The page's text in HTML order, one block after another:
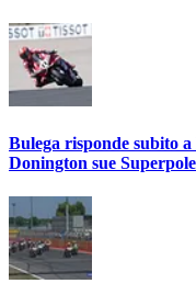
Bulega risponde subito
Donington sue